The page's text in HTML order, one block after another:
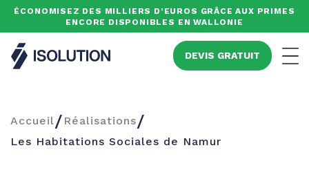
ÉCONOMISEZ DES MILLIERS D’EUROS GRÂCE AUX PRIMES
ENCORE DISPONIBLES EN WALLONIE
DEVIS GRATUIT
Accueil/ Réalisations/
Les Habitations Sociales de Namur